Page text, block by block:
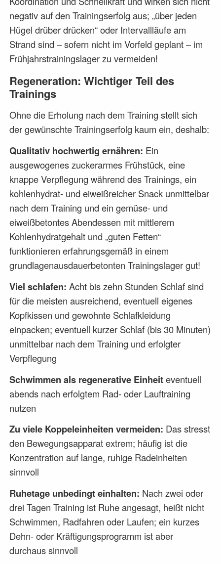
negativ auf den Trainingserfolg aus; „über jeden
Hügel drüber drücken“ oder Intervallläufe am
Strand sind – sofern nicht im Vorfeld geplant – im
Frühjahrstrainingslager zu vermeiden!
Regeneration: Wichtiger Teil des
Trainings
Ohne die Erholung nach dem Training stellt sich
der gewünschte Trainingserfolg kaum ein, deshalb:
Qualitativ hochwertig ernähren: Ein
ausgewogenes zuckerarmes Frühstück, eine
knappe Verpflegung während des Trainings, ein
kohlenhydrat- und eiweißreicher Snack unmittelbar
nach dem Training und ein gemüse- und
eiweißbetontes Abendessen mit mittlerem
Kohlenhydratgehalt und „guten Fetten“
funktionieren erfahrungsgemäß in einem
grundlagenausdauerbetonten Trainingslager gut!
Viel schlafen: Acht bis zehn Stunden Schlaf sind
für die meisten ausreichend, eventuell eigenes
Kopfkissen und gewohnte Schlafkleidung
einpacken; eventuell kurzer Schlaf (bis 30 Minuten)
unmittelbar nach dem Training und erfolgter
Verpflegung
Schwimmen als regenerative Einheiteventuell
abends nach erfolgtem Rad- oder Lauftraining
nutzen
Zu viele Koppeleinheiten vermeiden: Das stresst
den Bewegungsapparat extrem; häufig ist die
Konzentration auf lange, ruhige Radeinheiten
sinnvoll
Ruhetage unbedingt einhalten: Nach zwei oder
drei Tagen Training ist Ruhe angesagt, heißt nicht
Schwimmen, Radfahren oder Laufen; ein kurzes
Dehn- oder Kräftigungsprogramm ist aber
durchaus sinnvoll